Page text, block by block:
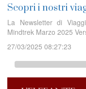
Scopri i nostri
La Newsletter di
Mindtrek Marzo 2025
27/03/2025 08:27:23